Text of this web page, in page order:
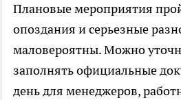
Плановые мероприятия
опоздания и серьезные
маловероятны. Можно
заполнять официальные
день для менеджеров,